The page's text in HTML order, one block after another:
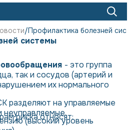
Профилактика болезней
системы
- это группа
так и сосудов (артерий и
их нормального
разделяют на управляемые
неуправляемые.
риска относят:
(высокий уровень